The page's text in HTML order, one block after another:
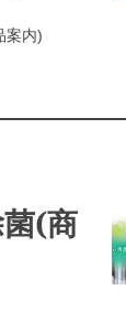
案内)
(商